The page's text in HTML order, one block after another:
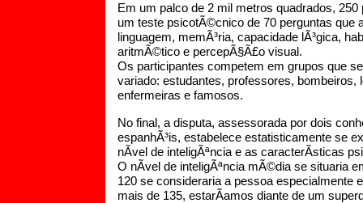
Em um palco de 2 mil metros quadrados,
um teste psicotÃ©cnico de 70 perguntas que
linguagem, memÃ³ria, capacidade lÃ³gica,
aritmÃ©tico e percepÃ§Ã£o visual.
Os participantes competem em grupos que
variado: estudantes, professores, bombeiros,
enfermeiras e famosos.
No final, a disputa, assessorada por dois
espanhÃ³is, estabelece estatisticamente se
nÃ­vel de inteligÃªncia e as caracterÃ­sticas
O nÃ­vel de inteligÃªncia mÃ©dia se situaria
120 se consideraria a pessoa especialmente
mais de 135, estarÃ­amos diante de um